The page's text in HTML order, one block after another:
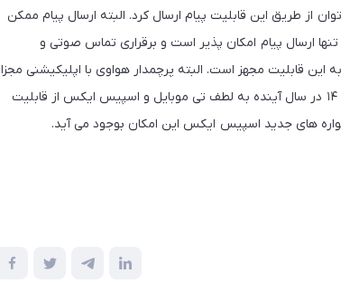
از طریق این قابلیت پیام ارسال کرد. البته ارسال پیام ممکن
این قابلیت تنها ارسال پیام امکان پذیر است و برقراری تماس صوتی و
علاوه بر گوشی اپل، گوشی میت ۵۰ هواوی نیز به این قابلیت مجهز است. البته پرچمدار هواوی با اپلیکیشنی مجزا
این قابلیت را اجرا می‌کند و اکنون صرفاً در چین فعال است. از طرفی اندروید ۱۴ در سال آینده به لطف تی موبایل و اسپیس ایکس از قابلیت
های جدید اسپیس ایکس این امکان بوجود می آید.